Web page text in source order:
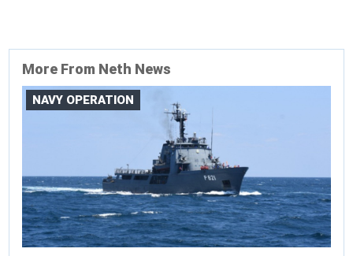
More From Neth News
NAVY OPERATION